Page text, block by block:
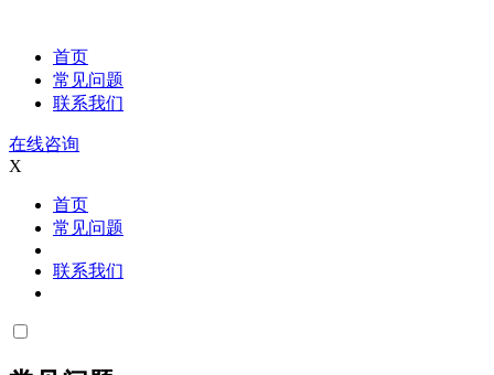
首页
常见问题
联系我们
在线咨询
X
首页
常见问题
联系我们